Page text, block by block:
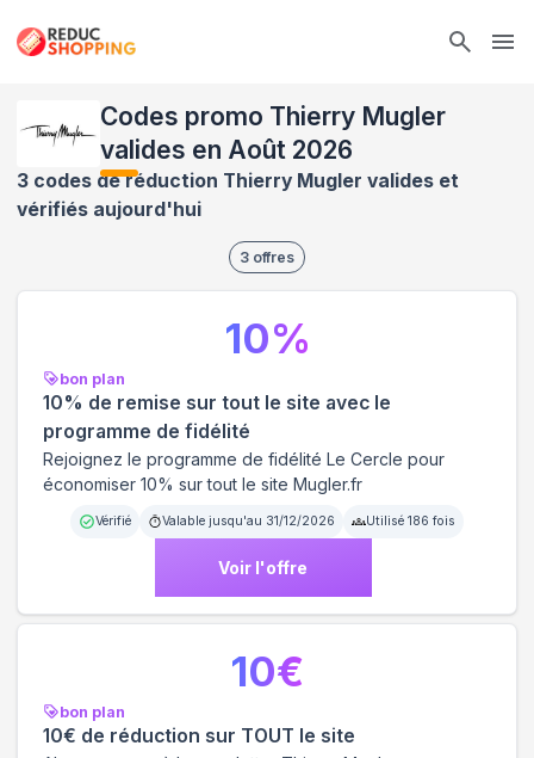
Codes promo Thierry Mugler
valides en Août 2026
3 codes de réduction Thierry Mugler valides et
vérifiés aujourd'hui
3 offres
bon plan
10% de remise sur tout le site avec le
programme de fidélité
Rejoignez le programme de fidélité Le Cercle pour
économiser 10% sur tout le site Mugler.fr
Vérifié Valable jusqu'au 31/12/2026 Utilisé 186 fois
Voir l'offre
10%
bon plan
10€ de réduction sur TOUT le site
10€